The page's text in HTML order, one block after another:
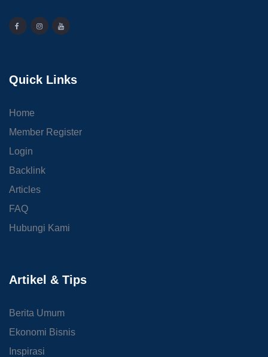
Quick Links
Home
Member Register
Login
Backlink
Articles
FAQ
Hubungi Kami
Artikel & Tips
Berita Umum
Ekonomi Bisnis
Inspirasi